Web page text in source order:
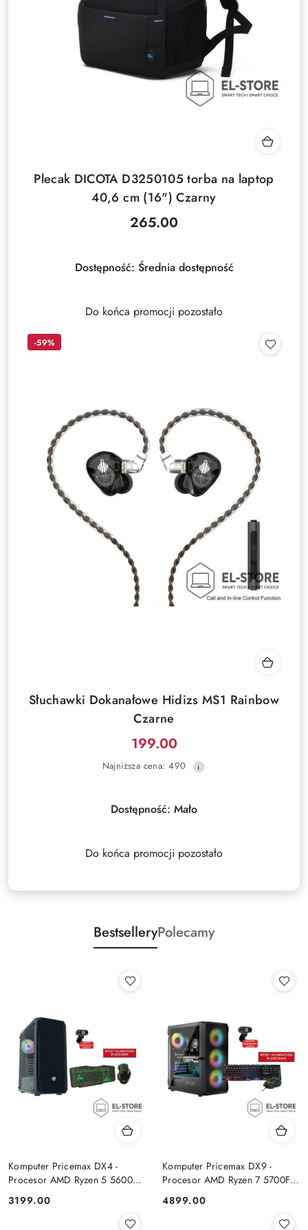
Plecak DICOTA D3250105 torba na laptop
40,6 cm (16") Czarny
Cena:
265.00
Dostępność: Średnia dostępność
Do końca promocji pozostało
Słuchawki Dokanałowe Hidizs MS1 Rainbow
Czarne
Cena
promocyjna:
199.00
Najniższa
30
dni
Najniższa cena: 490
-59%
Dostępność: Mało
Do końca promocji pozostało
BestselleryPolecamy
Komputer Pricemax DX4 -
Procesor AMD Ryzen 5 5600G
512GB Win 11 PRO
Cena:
3199.00
Komputer Pricemax DX9 -
Procesor AMD Ryzen 7 5700F |
GeForce RTX 5050 8GB | Win
Cena:
4899.00